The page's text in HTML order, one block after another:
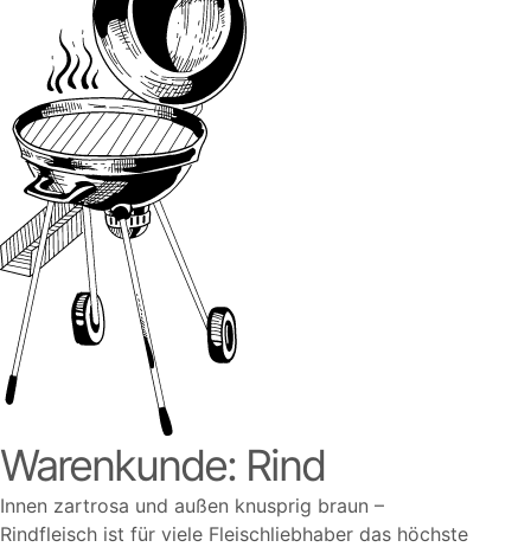
Warenkunde: Rind
Innen zartrosa und außen knusprig braun –
Rindfleisch ist für viele Fleischliebhaber das höchste